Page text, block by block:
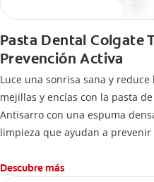
Pasta Dental Colgate
Prevención Activa
Luce una sonrisa sana y
mejillas y encías con la pasta
Antisarro con una espuma
limpieza que ayudan a
Descubre más